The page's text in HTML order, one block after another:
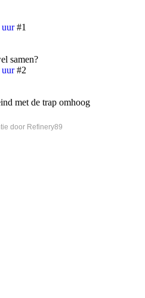
uur #1
samen?
uur #2
met de trap omhoog
door Refinery89